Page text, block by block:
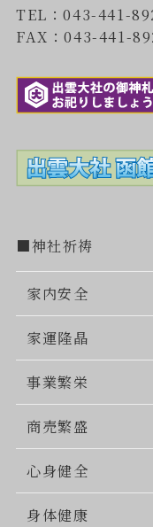
TEL：043-441-
FAX：043-441-
■神社祈祷
家内安全
家運隆晶
事業繁栄
商売繁盛
心身健全
身体健康